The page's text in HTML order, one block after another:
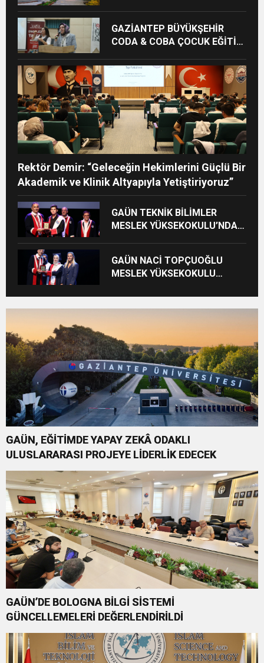
GAZİANTEP BÜYÜKŞEHİR
CODA & COBA ÇOCUK EĞİTİM
HEYECANI
Rektör Demir: “Geleceğin Hekimlerini Güçlü Bir
Akademik ve Klinik Altyapıyla Yetiştiriyoruz”
GAÜN TEKNİK BİLİMLER
MESLEK YÜKSEKOKULU’NDA
GAÜN NACİ TOPÇUOĞLU
MESLEK YÜKSEKOKULU
GAÜN, EĞİTİMDE YAPAY ZEKÂ ODAKLI
ULUSLARARASI PROJEYE LİDERLİK EDECEK
GAÜN’DE BOLOGNA BİLGİ SİSTEMİ
GÜNCELLEMELERİ DEĞERLENDİRİLDİ